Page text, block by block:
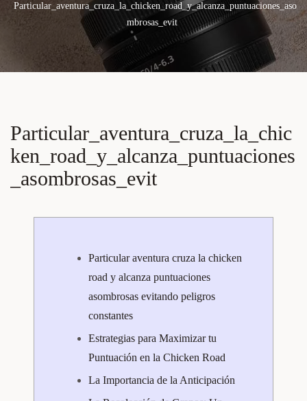
Particular_aventura_cruza_la_chicken_road_y_alcanza_puntuaciones_aso
mbrosas_evit
Particular_aventura_cruza_la_chic
Ken_road_y_alcanza_puntuaciones
_asombrosas_evit
Particular aventura cruza la chicken
road y alcanza puntuaciones
asombrosas evitando peligros
constantes
Estrategias para Maximizar tu
Puntuación en la Chicken Road
La Importancia de la Anticipación